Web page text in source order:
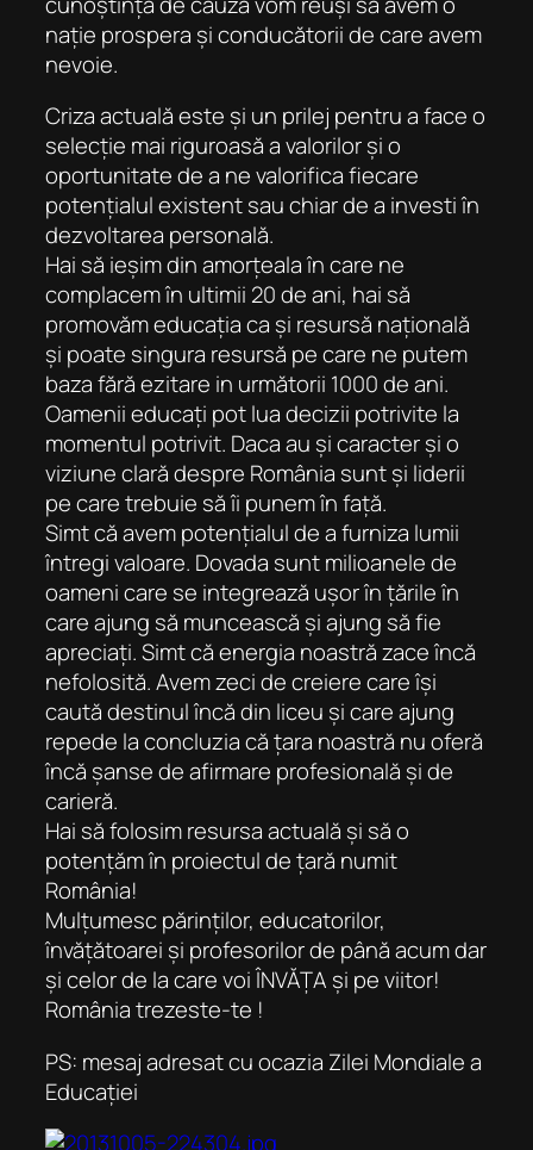
nație prospera și conducătorii de care avem
nevoie.
Criza actuală este și un prilej pentru a face o
selecție mai riguroasă a valorilor și o
oportunitate de a ne valorifica fiecare
potențialul existent sau chiar de a investi în
dezvoltarea personală.
Hai să ieșim din amorțeala în care ne
complacem în ultimii 20 de ani, hai să
promovăm educația ca și resursă națională
și poate singura resursă pe care ne putem
baza fără ezitare in următorii 1000 de ani.
Oamenii educați pot lua decizii potrivite la
momentul potrivit. Daca au și caracter și o
viziune clară despre România sunt și liderii
pe care trebuie să îi punem în față.
Simt că avem potențialul de a furniza lumii
întregi valoare. Dovada sunt milioanele de
oameni care se integrează ușor în țările în
care ajung să muncească și ajung să fie
apreciați. Simt că energia noastră zace încă
nefolosită. Avem zeci de creiere care își
caută destinul încă din liceu și care ajung
repede la concluzia că țara noastră nu oferă
încă șanse de afirmare profesională și de
carieră.
Hai să folosim resursa actuală și să o
potențăm în proiectul de țară numit
România!
Mulțumesc părinților, educatorilor,
învățătoarei și profesorilor de până acum dar
și celor de la care voi ÎNVĂȚA și pe viitor!
România trezeste-te !
PS: mesaj adresat cu ocazia Zilei Mondiale a
Educației